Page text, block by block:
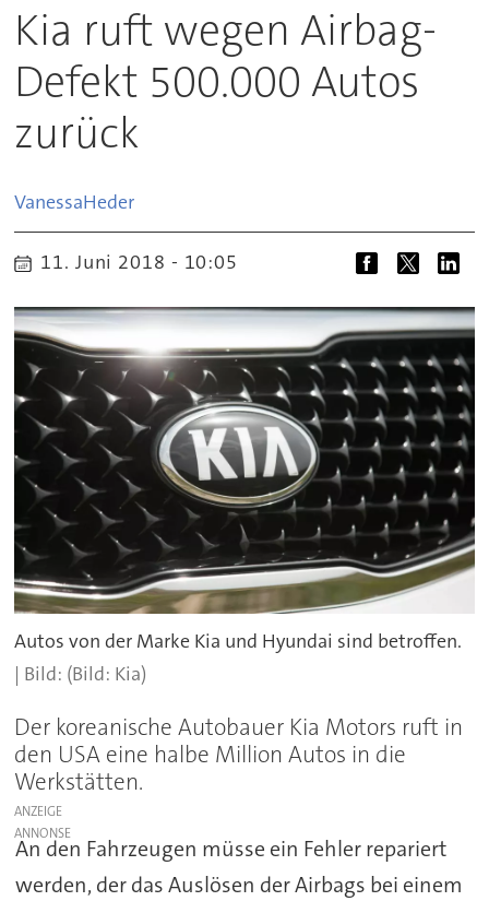
Kia ruft wegen Airbag-
Defekt 500.000 Autos
zurück
VanessaHeder
11. Juni 2018 - 10:05
Autos von der Marke Kia und Hyundai sind betroffen.
(Bild: Kia)
Der koreanische Autobauer Kia Motors ruft in
den USA eine halbe Million Autos in die
Werkstätten.
ANZEIGE
An den Fahrzeugen müsse ein Fehler repariert
werden, der das Auslösen der Airbags bei einem